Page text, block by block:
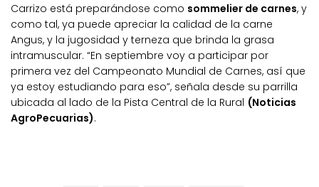
Carrizo está preparándose como sommelier de carnes, y
como tal, ya puede apreciar la calidad de la carne
Angus, y la jugosidad y terneza que brinda la grasa
intramuscular. “En septiembre voy a participar por
primera vez del Campeonato Mundial de Carnes, así que
ya estoy estudiando para eso”, señala desde su parrilla
ubicada al lado de la Pista Central de la Rural (Noticias
AgroPecuarias).